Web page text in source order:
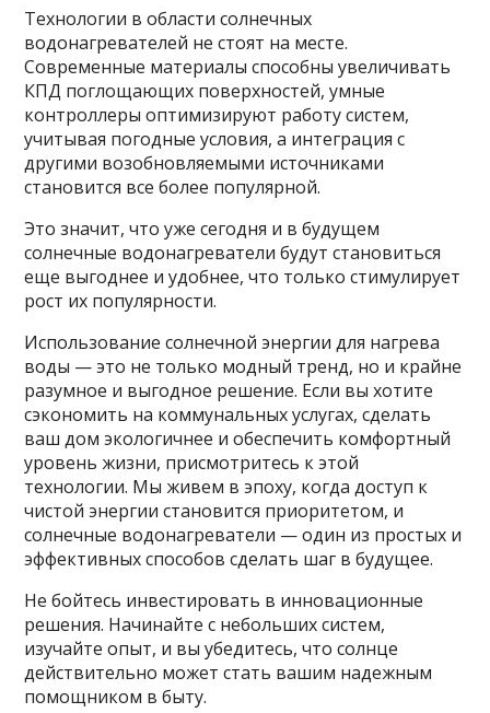
Технологии в области солнечных
водонагревателей не стоят на месте.
Современные материалы способны увеличивать
КПД поглощающих поверхностей, умные
контроллеры оптимизируют работу систем,
учитывая погодные условия, а интеграция с
другими возобновляемыми источниками
становится все более популярной.
Это значит, что уже сегодня и в будущем
солнечные водонагреватели будут становиться
еще выгоднее и удобнее, что только стимулирует
рост их популярности.
Использование солнечной энергии для нагрева
воды — это не только модный тренд, но и крайне
разумное и выгодное решение. Если вы хотите
сэкономить на коммунальных услугах, сделать
ваш дом экологичнее и обеспечить комфортный
уровень жизни, присмотритесь к этой
технологии. Мы живем в эпоху, когда доступ к
чистой энергии становится приоритетом, и
солнечные водонагреватели — один из простых и
эффективных способов сделать шаг в будущее.
Не бойтесь инвестировать в инновационные
решения. Начинайте с небольших систем,
изучайте опыт, и вы убедитесь, что солнце
действительно может стать вашим надежным
помощником в быту.